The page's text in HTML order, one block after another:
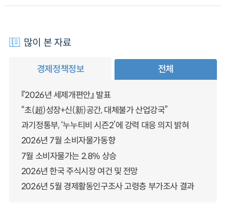
많이 본 자료
경제정책정보 전체
『2026년 세제개편안』 발표
“초(超)성장+신(新)공간, 대체불가 산업강국”
과기정통부, ‘누누티비 시즌2’에 강력 대응 의지 밝혀
2026년 7월 소비자물가동향
7월 소비자물가는 2.8% 상승
2026년 한국 주식시장 여건 및 전망
2026년 5월 경제활동인구조사 고령층 부가조사 결과